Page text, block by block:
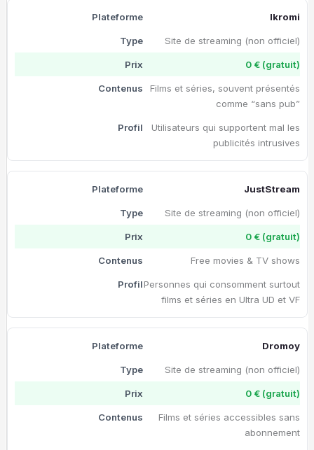
Ikromi
Site de streaming (non officiel)
0 € (gratuit)
Films et séries, souvent présentés
comme “sans pub”
Utilisateurs qui supportent mal les
publicités intrusives
JustStream
Site de streaming (non officiel)
0 € (gratuit)
Free movies & TV shows
Personnes qui consomment surtout
films et séries en Ultra UD et VF
Dromoy
Site de streaming (non officiel)
0 € (gratuit)
Films et séries accessibles sans
abonnement